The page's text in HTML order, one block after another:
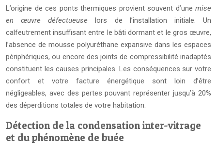
L’origine de ces ponts thermiques provient souvent d’une mise
en œuvre défectueuse lors de l’installation initiale. Un
calfeutrement insuffisant entre le bâti dormant et le gros œuvre,
l’absence de mousse polyuréthane expansive dans les espaces
périphériques, ou encore des joints de compressibilité inadaptés
constituent les causes principales. Les conséquences sur votre
confort et votre facture énergétique sont loin d’être
négligeables, avec des pertes pouvant représenter jusqu’à 20%
des déperditions totales de votre habitation.
Détection de la condensation inter-vitrage
et du phénomène de buée